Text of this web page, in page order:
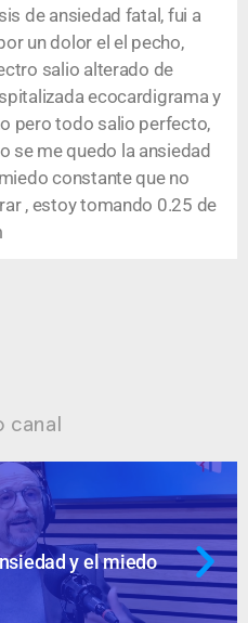
de ansiedad fatal, fui a
un dolor el el pecho,
salio alterado de
ecocardigrama y
pero todo salio perfecto,
se me quedo la ansiedad
constante que no
, estoy tomando 0.25 de
canal
y el miedo